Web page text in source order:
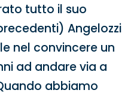
tutto il suo
Angelozzi
nel convincere un
ad andare via a
abbiamo